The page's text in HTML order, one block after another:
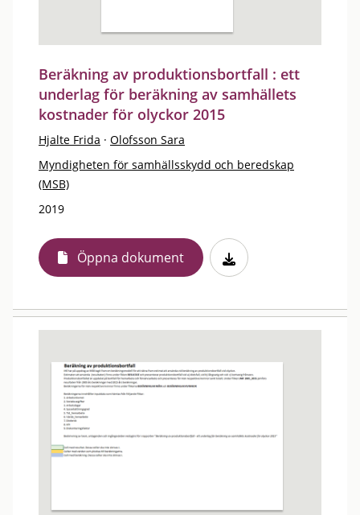
Beräkning av produktionsbortfall : ett
underlag för beräkning av samhällets
kostnader för olyckor 2015
Hjalte Frida · Olofsson Sara
Myndigheten för samhällsskydd och beredskap
(MSB)
2019
Öppna dokument